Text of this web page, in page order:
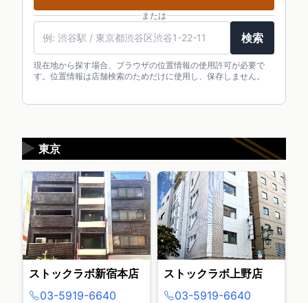
または
検索
現在地から探す場合、ブラウザの位置情報の使用許可が必要で
す。位置情報は店舗検索のためだけに使用し、保存しません。
東京
▶
ストックラボ新宿本店
03-5919-6640
ストックラボ上野店
03-5919-6640